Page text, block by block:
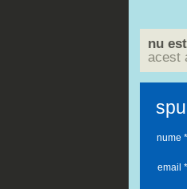
nu
acest
nume *
email *